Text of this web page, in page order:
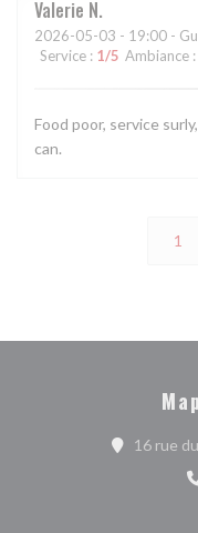
Valerie N
2026-05-03 - 19:00 -
Service : 1/5 Ambiance :
Food poor, service
can.
1
16 rue